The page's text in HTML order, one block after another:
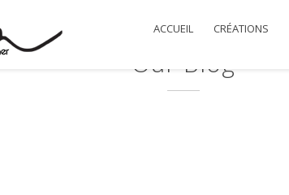
ACCUEIL CRÉATIONS
Our Blog